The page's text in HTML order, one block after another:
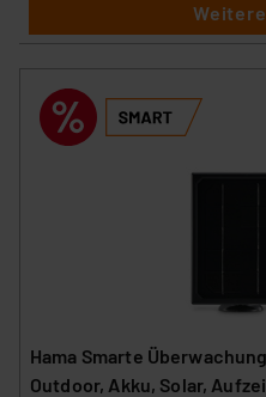
Hama Smarte
Outdoor, Akku, Solar,